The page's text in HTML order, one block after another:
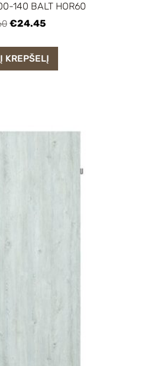
140 BALT HOR60
€24.45
KREPŠELĮ